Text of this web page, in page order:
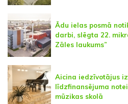
Ādu ielas posmā
darbi, slēgta 22.
Zāles laukums”
Aicina iedzīvotājus
līdzfinansējuma
mūzikas skolā